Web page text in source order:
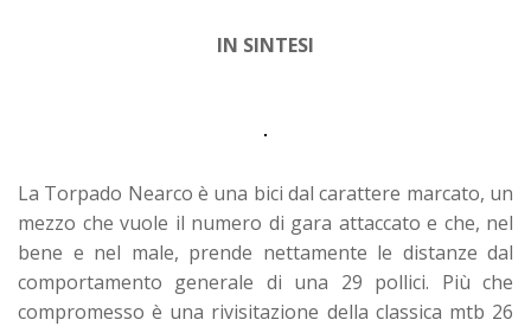
IN SINTESI
La Torpado Nearco è una bici dal carattere marcato, un
mezzo che vuole il numero di gara attaccato e che, nel
bene e nel male, prende nettamente le distanze dal
comportamento generale di una 29 pollici. Più che
compromesso è una rivisitazione della classica mtb 26